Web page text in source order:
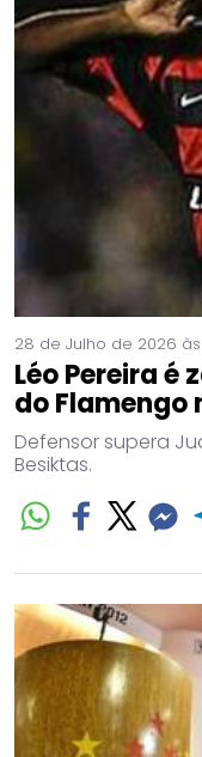
28 de Julho de 2026 às
Léo Pereira é
do Flamengo
Defensor supera
Besiktas.